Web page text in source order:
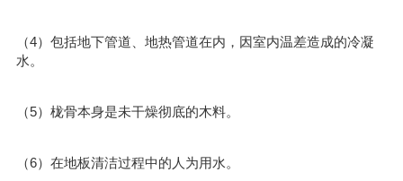
（4）包括地下管道、地热管道在内，因室内温差造成的冷凝
水。
（5）栊骨本身是未干燥彻底的木料。
（6）在地板清洁过程中的人为用水。